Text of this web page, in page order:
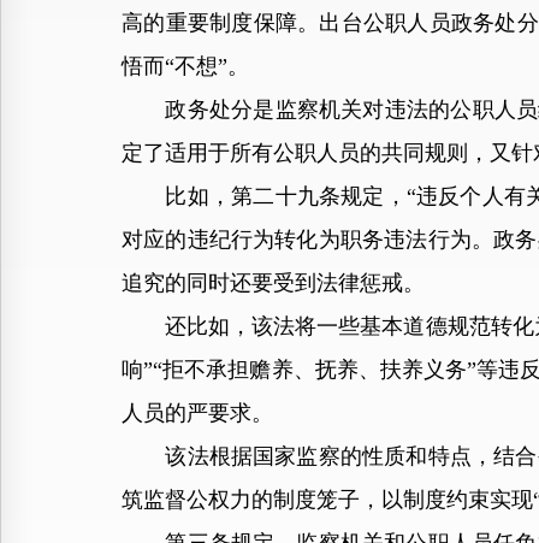
高的重要制度保障。出台公职人员政务处
悟而“不想”。
政务处分是监察机关对违法的公职人员
定了适用于所有公职人员的共同规则，又
比如，第二十九条规定，“违反个人有
对应的违纪行为转化为职务违法行为。政
追究的同时还要受到法律惩戒。
还比如，该法将一些基本道德规范转化
响”“拒不承担赡养、抚养、扶养义务”等违
人员的严要求。
该法根据国家监察的性质和特点，结合
筑监督公权力的制度笼子，以制度约束实现